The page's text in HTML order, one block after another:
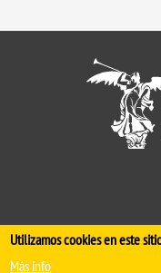
FACULTAD
Utilizamos cookies en este
Más info